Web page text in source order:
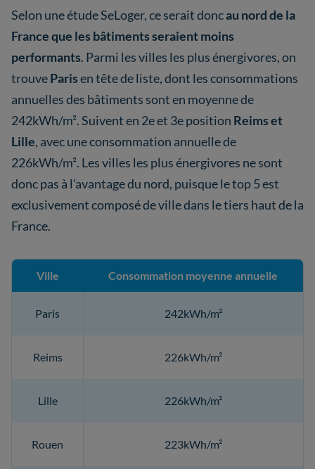
Selon une étude SeLoger, ce serait doncau nord de la
France que les bâtiments seraient moins
performants. Parmi les villes les plus énergivores, on
trouveParisen tête de liste, dont les consommations
annuelles des bâtiments sont en moyenne de
242kWh/m². Suivent en 2e et 3e position Reims et
Lille, avec une consommation annuelle de
226kWh/m². Les villes les plus énergivores ne sont
donc pas à l’avantage du nord, puisque le top 5 est
exclusivement composé de ville dans le tiers haut de la
France.
Ville Consommation moyenne annuelle
Paris 242kWh/m²
Reims 226kWh/m²
Lille 226kWh/m²
Rouen 223kWh/m²